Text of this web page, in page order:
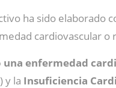
ha sido elaborado
cardiovascular o
una enfermedad
y la Insuficiencia